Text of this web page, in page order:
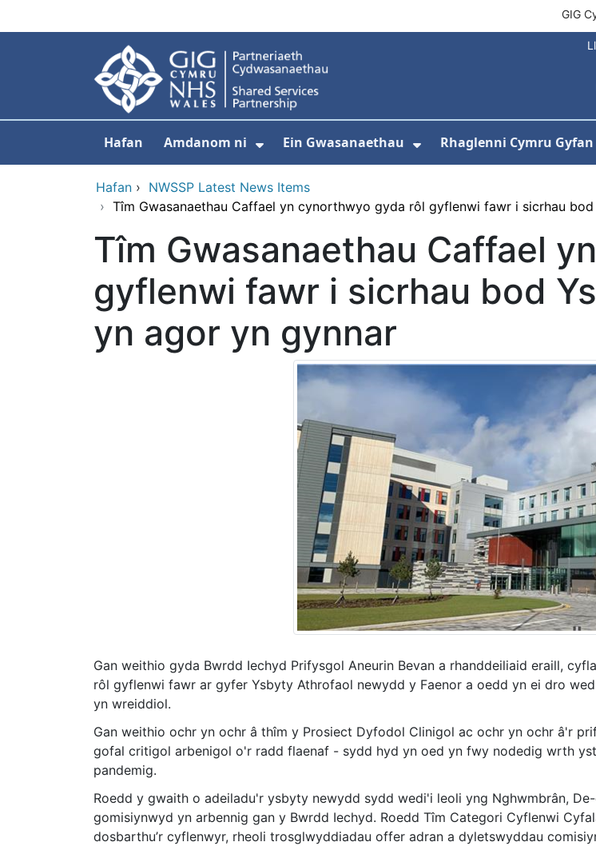
GIG
Hafan Amdanom ni Ein Gwasanaethau Rhaglenni Cymru Gyfan
Hafan › NWSSP Latest News Items
› Tîm Gwasanaethau Caffael yn cynorthwyo gyda rôl gyflenwi fawr i sicrhau
Tîm Gwasanaethau Caffael
gyflenwi fawr i sicrhau bod
yn agor yn gynnar
Gan weithio gyda Bwrdd Iechyd Prifysgol Aneurin Bevan a rhanddeiliaid eraill,
rôl gyflenwi fawr ar gyfer Ysbyty Athrofaol newydd y Faenor a oedd yn ei dro
yn wreiddiol.
Gan weithio ochr yn ochr â thîm y Prosiect Dyfodol Clinigol ac ochr yn ochr â'r
gofal critigol arbenigol o'r radd flaenaf - sydd hyd yn oed yn fwy nodedig wrth
pandemig.
Roedd y gwaith o adeiladu'r ysbyty newydd sydd wedi'i leoli yng Nghwmbrân,
gomisiynwyd yn arbennig gan y Bwrdd Iechyd. Roedd Tîm Categori Cyflenwi
dosbarthu’r cyflenwyr, rheoli trosglwyddiadau offer adran a dyletswyddau